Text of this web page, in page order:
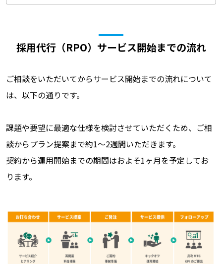
採用代行（RPO）サービス開始までの流れ
ご相談をいただいてからサービス開始までの流れについて
は、以下の通りです。
課題や要望に最適な仕様を検討させていただくため、ご相
談からプラン提案まで約1～2週間いただきます。
契約から運用開始までの期間はおよそ1ヶ月を予定してお
ります。